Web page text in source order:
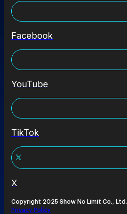
Facebook
YouTube
TikTok
X
Copyright 2025 Show No Limit Co., Ltd.
Privacy Policy